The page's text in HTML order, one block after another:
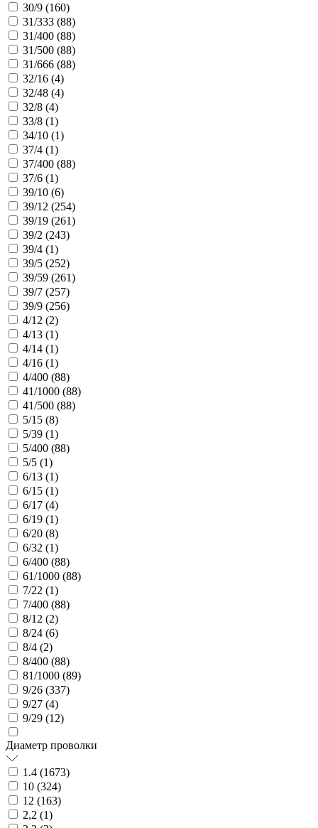
30/9 (160)
31/333 (88)
31/400 (88)
31/500 (88)
31/666 (88)
32/16 (4)
32/48 (4)
32/8 (4)
33/8 (1)
34/10 (1)
37/4 (1)
37/400 (88)
37/6 (1)
39/10 (6)
39/12 (254)
39/19 (261)
39/2 (243)
39/4 (1)
39/5 (252)
39/59 (261)
39/7 (257)
39/9 (256)
4/12 (2)
4/13 (1)
4/14 (1)
4/16 (1)
4/400 (88)
41/1000 (88)
41/500 (88)
5/15 (8)
5/39 (1)
5/400 (88)
5/5 (1)
6/13 (1)
6/15 (1)
6/17 (4)
6/19 (1)
6/20 (8)
6/32 (1)
6/400 (88)
61/1000 (88)
7/22 (1)
7/400 (88)
8/12 (2)
8/24 (6)
8/4 (2)
8/400 (88)
81/1000 (89)
9/26 (337)
9/27 (4)
9/29 (12)
Диаметр проволки
1.4 (1673)
10 (324)
12 (163)
2,2 (1)